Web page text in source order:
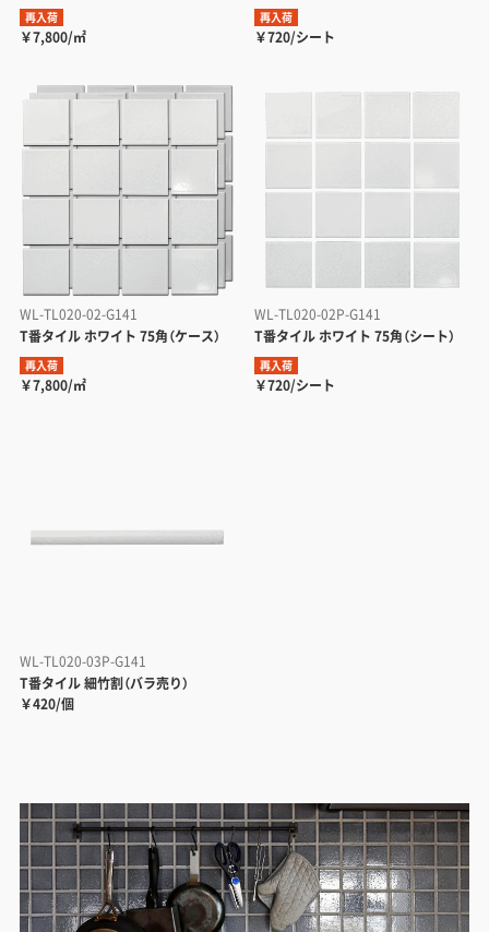
再入荷
￥7,800/㎡
再入荷
￥720/シート
WL-TL020-02-G141
T番タイル ホワイト 75角（ケース）
再入荷
￥7,800/㎡
WL-TL020-02P-G141
T番タイル ホワイト 75角（シート）
再入荷
￥720/シート
WL-TL020-03P-G141
T番タイル 細竹割（バラ売り）
￥420/個